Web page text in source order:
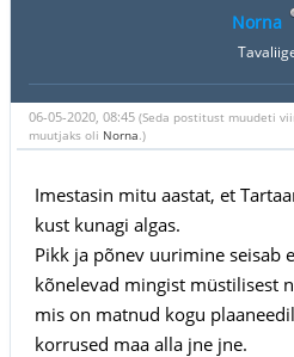
Norna
06-05-2020, 08:45 (Seda postitust muudeti
muutjaks oli Norna .)
Imestasin mitu aastat, et
kust kunagi algas.
Pikk ja põnev uurimine seisab
kõnelevad mingist müstilisest
mis on matnud kogu
korrused maa alla jne jne.